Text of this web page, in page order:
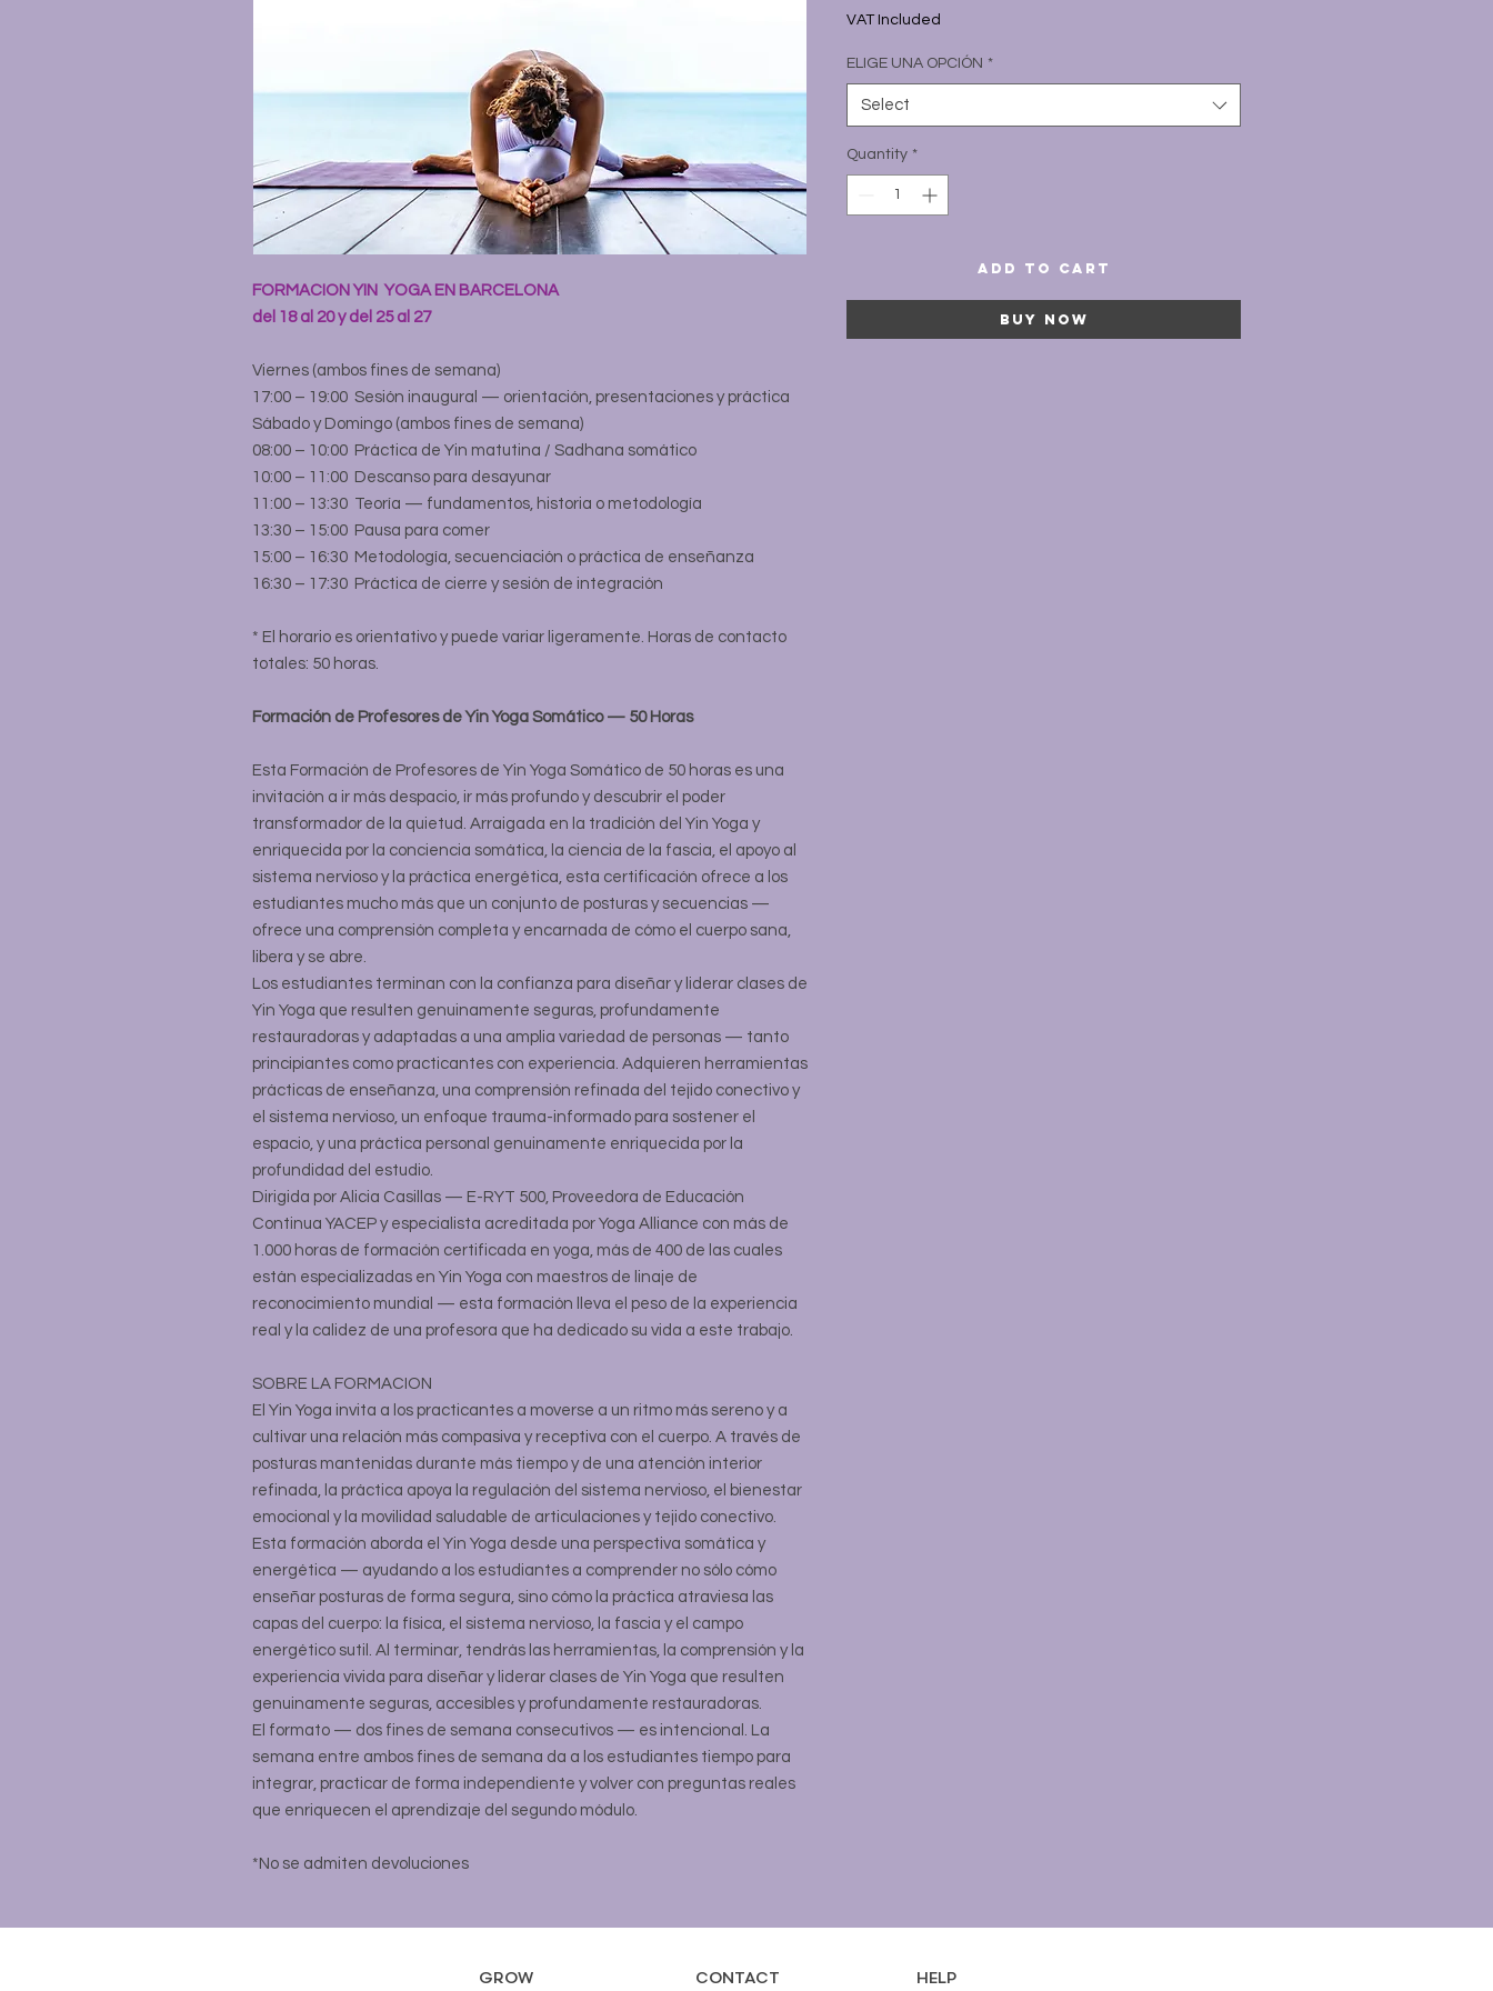
FORMACION YIN YOGA EN BARCELONA
del 18 al 20 y del 25 al 27
Viernes (ambos fines de semana)
17:00 – 19:00 Sesión inaugural — orientación, presentaciones y práctica
Sábado y Domingo (ambos fines de semana)
08:00 – 10:00 Práctica de Yin matutina / Sadhana somático
10:00 – 11:00 Descanso para desayunar
11:00 – 13:30 Teoría — fundamentos, historia o metodología
13:30 – 15:00 Pausa para comer
15:00 – 16:30 Metodología, secuenciación o práctica de enseñanza
16:30 – 17:30 Práctica de cierre y sesión de integración
* El horario es orientativo y puede variar ligeramente. Horas de contacto
totales: 50 horas.
Formación de Profesores de Yin Yoga Somático — 50 Horas
Esta Formación de Profesores de Yin Yoga Somático de 50 horas es una
invitación a ir más despacio, ir más profundo y descubrir el poder
transformador de la quietud. Arraigada en la tradición del Yin Yoga y
enriquecida por la conciencia somática, la ciencia de la fascia, el apoyo al
sistema nervioso y la práctica energética, esta certificación ofrece a los
estudiantes mucho más que un conjunto de posturas y secuencias —
ofrece una comprensión completa y encarnada de cómo el cuerpo sana,
libera y se abre.
Los estudiantes terminan con la confianza para diseñar y liderar clases de
Yin Yoga que resulten genuinamente seguras, profundamente
restauradoras y adaptadas a una amplia variedad de personas — tanto
principiantes como practicantes con experiencia. Adquieren herramientas
prácticas de enseñanza, una comprensión refinada del tejido conectivo y
el sistema nervioso, un enfoque trauma-informado para sostener el
espacio, y una práctica personal genuinamente enriquecida por la
profundidad del estudio.
Dirigida por Alicia Casillas — E-RYT 500, Proveedora de Educación
Continua YACEP y especialista acreditada por Yoga Alliance con más de
1.000 horas de formación certificada en yoga, más de 400 de las cuales
están especializadas en Yin Yoga con maestros de linaje de
reconocimiento mundial — esta formación lleva el peso de la experiencia
real y la calidez de una profesora que ha dedicado su vida a este trabajo.
SOBRE LA FORMACION
El Yin Yoga invita a los practicantes a moverse a un ritmo más sereno y a
cultivar una relación más compasiva y receptiva con el cuerpo. A través de
posturas mantenidas durante más tiempo y de una atención interior
refinada, la práctica apoya la regulación del sistema nervioso, el bienestar
emocional y la movilidad saludable de articulaciones y tejido conectivo.
Esta formación aborda el Yin Yoga desde una perspectiva somática y
energética — ayudando a los estudiantes a comprender no sólo cómo
enseñar posturas de forma segura, sino cómo la práctica atraviesa las
capas del cuerpo: la física, el sistema nervioso, la fascia y el campo
energético sutil. Al terminar, tendrás las herramientas, la comprensión y la
experiencia vivida para diseñar y liderar clases de Yin Yoga que resulten
genuinamente seguras, accesibles y profundamente restauradoras.
El formato — dos fines de semana consecutivos — es intencional. La
semana entre ambos fines de semana da a los estudiantes tiempo para
integrar, practicar de forma independiente y volver con preguntas reales
que enriquecen el aprendizaje del segundo módulo.
*No se admiten devoluciones
Price
VAT Included
ELIGE UNA OPCIÓN *
Select
Quantity *
Add to Cart
Buy Now
GROW CONTACT HELP